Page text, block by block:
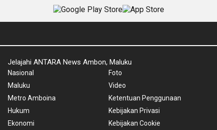
Jelajahi ANTARA News Ambon, Maluku
Nasional
Maluku
Metro Amboina
Hukum
Ekonomi
Foto
Video
Ketentuan Penggunaan
Kebijakan Privasi
Kebijakan Cookie